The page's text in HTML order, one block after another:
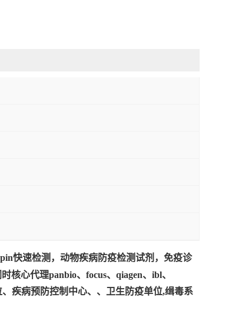
快速检测，动物疾病防疫检测试剂，免疫诊
心代理panbio、focus、qiagen、ibl、
疾病预防控制中心、、卫生防疫单位,缉毒系